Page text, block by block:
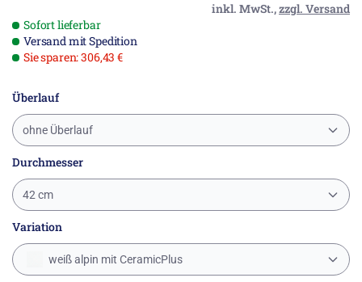
inkl. MwSt.,zzgl. Versand
Sofort lieferbar
Versand mit Spedition
Sie sparen: 306,43 €
Überlauf
ohne Überlauf
Durchmesser
42 cm
Variation
weiß alpin mit CeramicPlus